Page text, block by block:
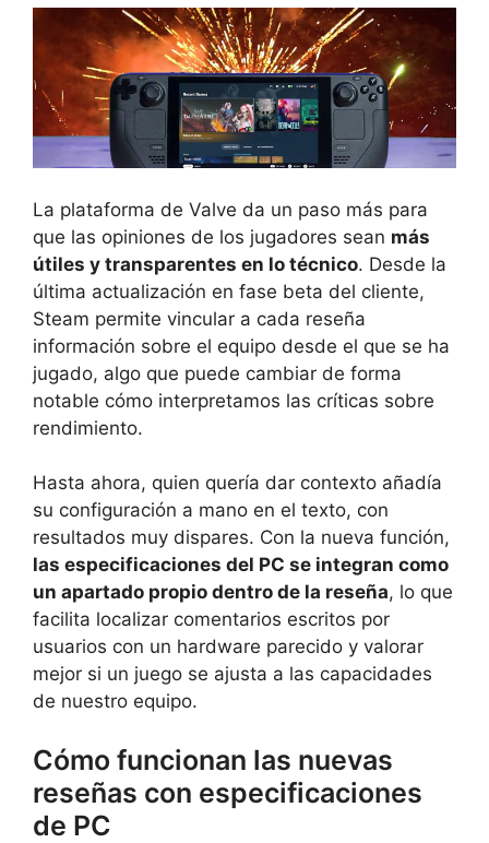
La plataforma de Valve da un paso más para
que las opiniones de los jugadores sean más
útiles y transparentes en lo técnico. Desde la
última actualización en fase beta del cliente,
Steam permite vincular a cada reseña
información sobre el equipo desde el que se ha
jugado, algo que puede cambiar de forma
notable cómo interpretamos las críticas sobre
rendimiento.
Hasta ahora, quien quería dar contexto añadía
su configuración a mano en el texto, con
resultados muy dispares. Con la nueva función,
las especificaciones del PC se integran como
un apartado propio dentro de la reseña, lo que
facilita localizar comentarios escritos por
usuarios con un hardware parecido y valorar
mejor si un juego se ajusta a las capacidades
de nuestro equipo.
Cómo funcionan las nuevas
reseñas con especificaciones
de PC